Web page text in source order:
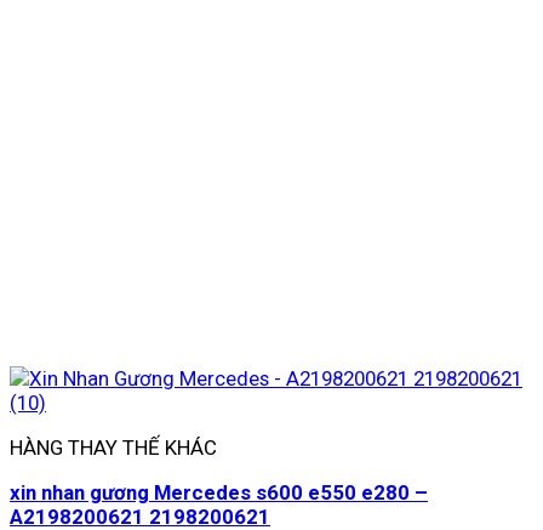
HÀNG THAY THẾ KHÁC
xin nhan gương Mercedes s600 e550 e280 –
A2198200621 2198200621